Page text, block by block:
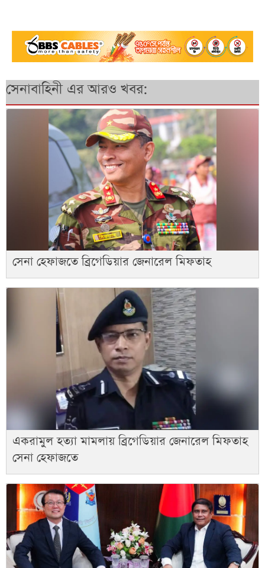
সেনাবাহিনী এর আরও খবর:
সেনা হেফাজতে ব্রিগেডিয়ার জেনারেল মিফতাহ
একরামুল হত্যা মামলায় ব্রিগেডিয়ার জেনারেল মিফতাহ
সেনা হেফাজতে